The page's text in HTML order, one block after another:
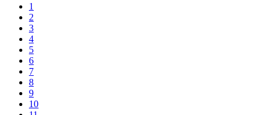
1
2
3
4
5
6
7
8
9
10